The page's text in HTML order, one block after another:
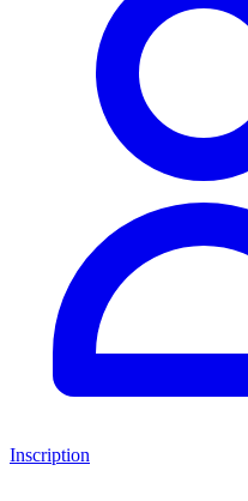
Inscription